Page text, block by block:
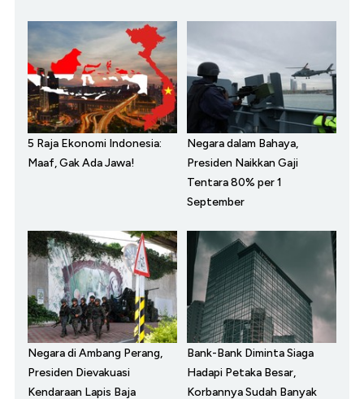
5 Raja Ekonomi Indonesia:
Maaf, Gak Ada Jawa!
Negara dalam Bahaya,
Presiden Naikkan Gaji
Tentara 80% per 1
September
Negara di Ambang Perang,
Presiden Dievakuasi
Kendaraan Lapis Baja
Bank-Bank Diminta Siaga
Hadapi Petaka Besar,
Korbannya Sudah Banyak